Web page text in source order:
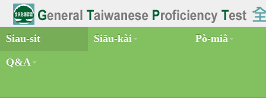
Siau-sit Siāu-kài
Pò-miâ
Q&A